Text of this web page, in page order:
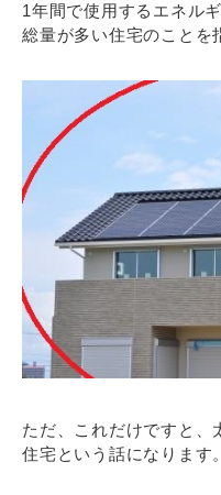
1年間で使用するエネル
総量が多い住宅のことを
ただ、これだけですと、
住宅という話になります。